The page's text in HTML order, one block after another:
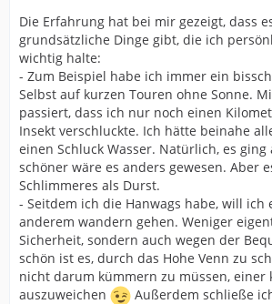
Die Erfahrung hat bei mir gezeigt, dass
grundsätzliche Dinge gibt, die ich
wichtig halte:
- Zum Beispiel habe ich immer ein
Selbst auf kurzen Touren ohne Sonne.
passiert, dass ich nur noch einen
Insekt verschluckte. Ich hätte beinahe
einen Schluck Wasser. Natürlich, es ging
schöner wäre es anders gewesen. Aber
Schlimmeres als Durst.
- Seitdem ich die Hanwags habe, will
anderem wandern gehen. Weniger
Sicherheit, sondern auch wegen der
schön ist es, durch das Hohe Venn zu
nicht darum kümmern zu müssen, einer
auszuweichen
Außerdem schließe